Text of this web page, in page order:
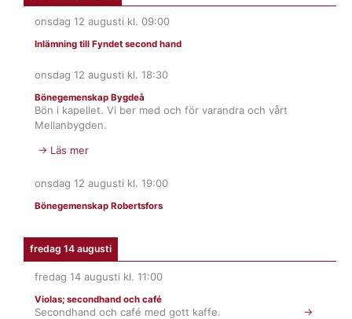
onsdag 12 augusti kl. 09:00
Inlämning till Fyndet second hand
onsdag 12 augusti kl. 18:30
Bönegemenskap Bygdeå
Bön i kapellet. Vi ber med och för varandra och vårt
Mellanbygden.
→ Läs mer
onsdag 12 augusti kl. 19:00
Bönegemenskap Robertsfors
fredag 14 augusti
fredag 14 augusti kl. 11:00
Violas; secondhand och café
Secondhand och café med gott kaffe.
→